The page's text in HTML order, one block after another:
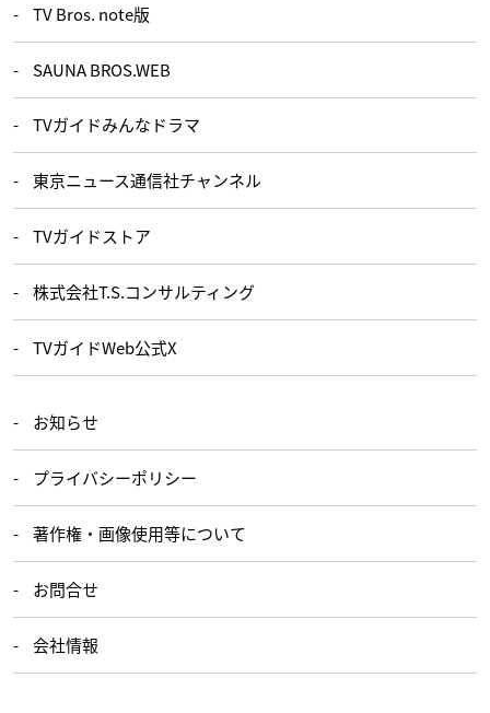
TV Bros. note版
SAUNA BROS.WEB
TVガイドみんなドラマ
東京ニュース通信社チャンネル
TVガイドストア
株式会社T.S.コンサルティング
TVガイドWeb公式X
お知らせ
プライバシーポリシー
著作権・画像使用等について
お問合せ
会社情報